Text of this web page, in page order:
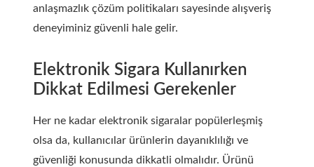
anlaşmazlık çözüm politikaları sayesinde alışveriş
deneyiminiz güvenli hale gelir.
Elektronik Sigara Kullanırken
Dikkat Edilmesi Gerekenler
Her ne kadar elektronik sigaralar popülerleşmiş
olsa da, kullanıcılar ürünlerin dayanıklılığı ve
güvenliği konusunda dikkatli olmalıdır. Ürünü